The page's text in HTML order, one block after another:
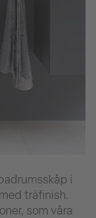
i
träfinish.
som våra